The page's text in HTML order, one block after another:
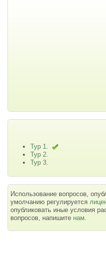
Тур 1.
Тур 2.
Тур 3.
Использование вопросов,
умолчанию регулируется
опубликовать иные условия
вопросов, напишите нам.